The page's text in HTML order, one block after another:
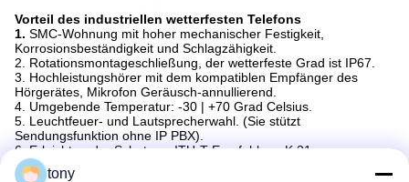
Vorteil des industriellen wetterfesten Telefons
1. SMC-Wohnung mit hoher mechanischer Festigkeit,
Korrosionsbeständigkeit und Schlagzähigkeit.
2. Rotationsmontageschließung, der wetterfeste Grad ist IP67.
3. Hochleistungshörer mit dem kompatiblen Empfänger des
Hörgerätes, Mikrofon Geräusch-annullierend.
4. Umgebende Temperatur: -30 | +70 Grad Celsius.
5. Leuchtfeuer- und Lautsprecherwahl. (Sie stützt
Sendungsfunktion ohne IP PBX).
6. Erleichternder Schutz zu ITU-T Empfehlung K.21.
7. Pulver-überzogen im stabilisierten Polyester-UVende.
tony